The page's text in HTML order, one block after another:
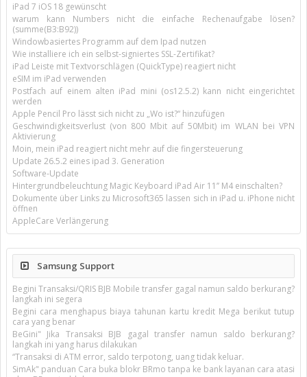
iPad 7 iOS 18 gewünscht
warum kann Numbers nicht die einfache Rechenaufgabe lösen?
(summe(B3:B92))
Windowbasiertes Programm auf dem Ipad nutzen
Wie installiere ich ein selbst-signiertes SSL-Zertifikat?
iPad Leiste mit Textvorschlägen (QuickType) reagiert nicht
eSIM im iPad verwenden
Postfach auf einem alten iPad mini (os12.5.2) kann nicht eingerichtet
werden
Apple Pencil Pro lässt sich nicht zu „Wo ist?“ hinzufügen
Geschwindigkeitsverlust (von 800 Mbit auf 50Mbit) im WLAN bei VPN
Aktivierung
Moin, mein iPad reagiert nicht mehr auf die fingersteuerung
Update 26.5.2 eines ipad 3. Generation
Software-Update
Hintergrundbeleuchtung Magic Keyboard iPad Air 11’’ M4 einschalten?
Dokumente über Links zu Microsoft365 lassen sich in iPad u. iPhone nicht
öffnen
AppleCare Verlängerung
Samsung Support
Begini Transaksi/QRIS BJB Mobile transfer gagal namun saldo berkurang?
langkah ini segera
Begini cara menghapus biaya tahunan kartu kredit Mega berikut tutup
cara yang benar
BeGini" Jika Transaksi BJB gagal transfer namun saldo berkurang?
langkah ini yang harus dilakukan
“Transaksi di ATM error, saldo terpotong, uang tidak keluar.
SimAk" panduan Cara buka blokr BRmo tanpa ke bank layanan cara atasi